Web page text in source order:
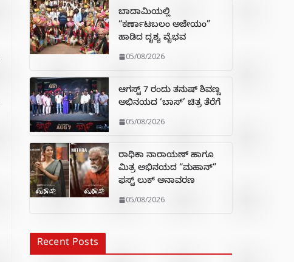
ಬಾದಾಮಿಯಲ್ಲಿ
“ಕರ್ಣಾಟಬಲಂ ಅಜೇಯಂ”
ಹಾಡಿದ ದೃಶ್ಯ ವೈಭವ
05/08/2026
ಆಗಸ್ಟ್ 7 ರಂದು ತನುಷ್ ಶಿವಣ್ಣ
ಅಭಿನಯದ ‘ಬಾಸ್’ ಚಿತ್ರ ತೆರೆಗೆ
05/08/2026
ರಾಧಿಕಾ ನಾರಾಯಣ್ ಹಾಗೂ
ಮಿತ್ರ ಅಭಿನಯದ “ಮಹಾನ್”
ಫಸ್ಟ್ ಲುಕ್ ಅನಾವರಣ
05/08/2026
Recent Posts